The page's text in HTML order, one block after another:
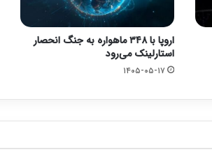
اروپا با ۳۴۸ ماهواره به جنگ انحصار
استارلینک می‌رود
۱۴۰۵-۰۵-۱۷